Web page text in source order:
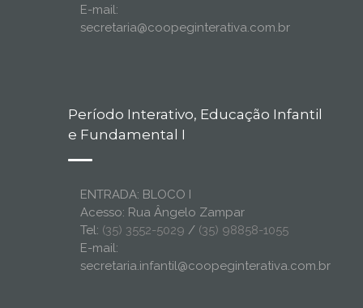
E-mail:
secretaria@coopeginterativa.com.br
Período Interativo, Educação Infantil
e Fundamental I
ENTRADA: BLOCO I
Acesso: Rua Ângelo Zampar
Tel: (35) 3552-5029 / (35) 98858-1055
E-mail:
secretaria.infantil@coopeginterativa.com.br